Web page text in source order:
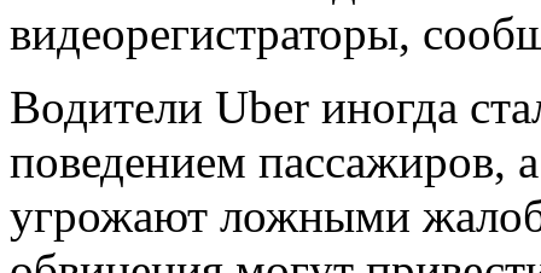
видеорегистраторы,
Водители Uber иногда
поведением пассажиров,
угрожают ложными